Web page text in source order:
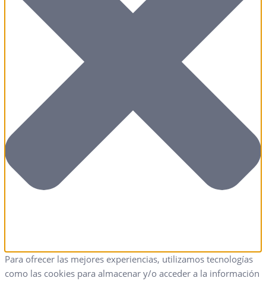
Para ofrecer las mejores experiencias, utilizamos tecnologías
como las cookies para almacenar y/o acceder a la información